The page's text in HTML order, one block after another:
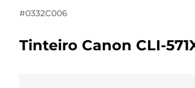
#0332C006
Tinteiro Canon CLI-